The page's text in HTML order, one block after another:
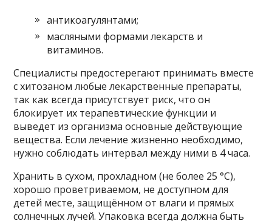
антикоагулянтами;
масляными формами лекарств и
витаминов.
Специалисты предостерегают принимать вместе
с хитозаном любые лекарственные препараты,
так как всегда присутствует риск, что он
блокирует их терапевтические функции и
выведет из организма основные действующие
вещества. Если лечение жизненно необходимо,
нужно соблюдать интервал между ними в 4 часа.
Хранить в сухом, прохладном (не более 25 °С),
хорошо проветриваемом, не доступном для
детей месте, защищённом от влаги и прямых
солнечных лучей. Упаковка всегда должна быть